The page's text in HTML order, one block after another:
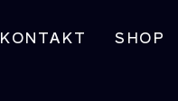
KONTAKT SHOP